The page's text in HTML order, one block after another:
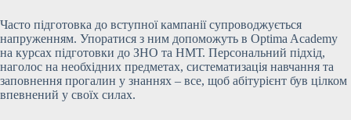
Часто підготовка до вступної кампанії супроводжується
напруженням. Упоратися з ним допоможуть в Optima Academy
на курсах підготовки до ЗНО та НМТ. Персональний підхід,
наголос на необхідних предметах, систематизація навчання та
заповнення прогалин у знаннях – все, щоб абітурієнт був цілком
впевнений у своїх силах.